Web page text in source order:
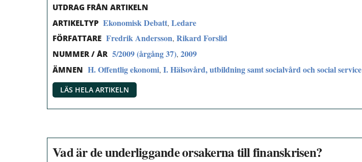
UTDRAG FRÅN ARTIKELN
ARTIKELTYP Ekonomisk Debatt, Ledare
FÖRFATTARE Fredrik Andersson, Rikard Forslid
NUMMER / ÅR 5/2009 (årgång 37), 2009
ÄMNEN H. Offentlig ekonomi, I. Hälsovård, utbildning samt socialvård och social service
LÄS HELA ARTIKELN
Vad är de underliggande orsakerna till finanskrisen?